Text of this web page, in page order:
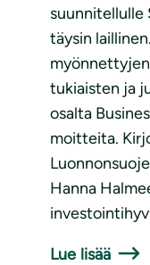
suunnitellulle
täysin
tukiaisten ja
osalta
moitteita.
Hanna
Lue lisää